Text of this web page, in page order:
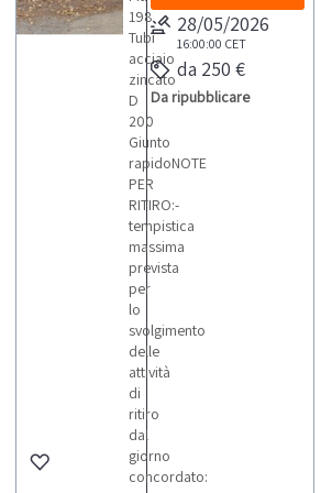
198
Tubi
acciaio
zincato
D
200
Giunto
rapidoNOTE
PER
RITIRO:-
tempistica
massima
prevista
per
lo
svolgimento
delle
attività
di
ritiro
dal
giorno
concordato:
28/05/2026
16:00:00 CET
da 250 €
Da ripubblicare